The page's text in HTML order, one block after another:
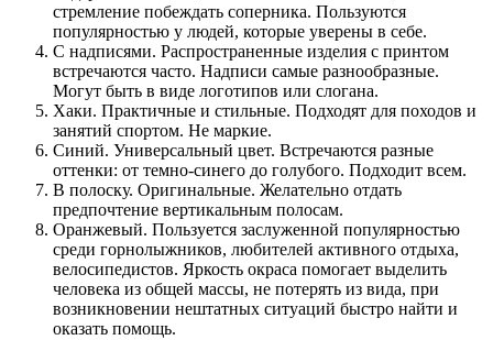
стремление побеждать соперника. Пользуются
популярностью у людей, которые уверены в себе.
С надписями. Распространенные изделия с принтом
встречаются часто. Надписи самые разнообразные.
Могут быть в виде логотипов или слогана.
Хаки. Практичные и стильные. Подходят для походов и
занятий спортом. Не маркие.
Синий. Универсальный цвет. Встречаются разные
оттенки: от темно-синего до голубого. Подходит всем.
В полоску. Оригинальные. Желательно отдать
предпочтение вертикальным полосам.
Оранжевый. Пользуется заслуженной популярностью
среди горнолыжников, любителей активного отдыха,
велосипедистов. Яркость окраса помогает выделить
человека из общей массы, не потерять из вида, при
возникновении нештатных ситуаций быстро найти и
оказать помощь.